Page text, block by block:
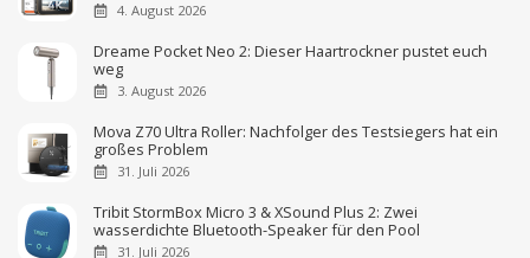
4. August 2026
Dreame Pocket Neo 2: Dieser Haartrockner pustet euch
weg
3. August 2026
Mova Z70 Ultra Roller: Nachfolger des Testsiegers hat ein
großes Problem
31. Juli 2026
Tribit StormBox Micro 3 & XSound Plus 2: Zwei
wasserdichte Bluetooth-Speaker für den Pool
31. Juli 2026